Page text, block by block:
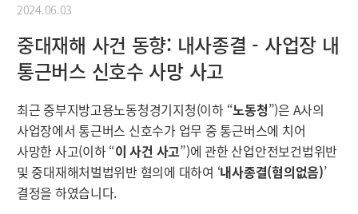
2024.06.03
중대재해 사건 동향: 내사종결 - 사업장 내
통근버스 신호수 사망 사고
최근 중부지방고용노동청경기지청(이하 “노동청”)은 A사의
사업장에서 통근버스 신호수가 업무 중 통근버스에 치어
사망한 사고(이하 “이 사건 사고”)에 관한 산업안전보건법위반
및 중대재해처벌법위반 혐의에 대하여 ‘내사종결(혐의없음)’
결정을 하였습니다.